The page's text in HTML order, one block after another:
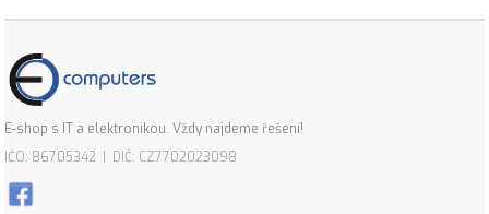
E-shop s IT a elektronikou. Vždy najdeme řešení!
IČO: 86705342 | DIČ: CZ7702023098